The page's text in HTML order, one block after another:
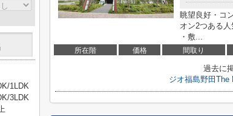
眺望良好・コ
オン2つある
・敷...
所在階 価格 間取り
過去に
ジオ福島野田The
1LDK
3LDK